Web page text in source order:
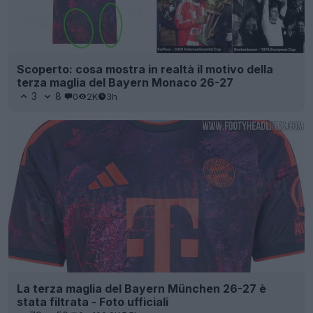
Scoperto: cosa mostra in realtà il motivo della
terza maglia del Bayern Monaco 26-27
3 8 0 2K 3h
La terza maglia del Bayern München 26-27 è
stata filtrata - Foto ufficiali